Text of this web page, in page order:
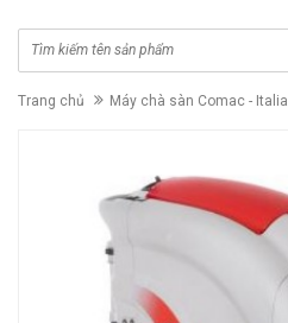
Trang chủ Máy chà sàn Comac - Italia